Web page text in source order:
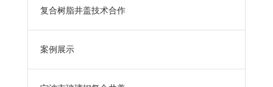
复合树脂井盖技术合作
案例展示